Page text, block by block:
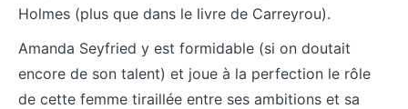
Holmes (plus que dans le livre de Carreyrou).
Amanda Seyfried y est formidable (si on doutait
encore de son talent) et joue à la perfection le rôle
de cette femme tiraillée entre ses ambitions et sa